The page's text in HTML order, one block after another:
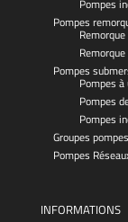
Pompes
Pompes
Pompes
Pompes
Pompes
Pompes
Groupes
Pompes
INFORMATIONS